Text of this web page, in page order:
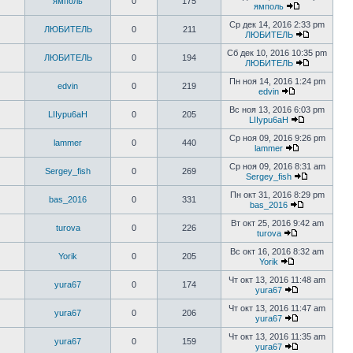
ямполь
ЛЮБИТЕЛЬ 0 211
Ср дек 14, 2016 2:33 pm
ЛЮБИТЕЛЬ
ЛЮБИТЕЛЬ 0 194
Сб дек 10, 2016 10:35 pm
ЛЮБИТЕЛЬ
edvin 0 219
Пн ноя 14, 2016 1:24 pm
edvin
LIIypu6aH 0 205
Вс ноя 13, 2016 6:03 pm
LIIypu6aH
lammer 0 440
Ср ноя 09, 2016 9:26 pm
lammer
Sergey_fish 0 269
Ср ноя 09, 2016 8:31 am
Sergey_fish
bas_2016 0 331
Пн окт 31, 2016 8:29 pm
bas_2016
turova 0 226
Вт окт 25, 2016 9:42 am
turova
Yorik 0 205
Вс окт 16, 2016 8:32 am
Yorik
yura67 0 174
Чт окт 13, 2016 11:48 am
yura67
yura67 0 206
Чт окт 13, 2016 11:47 am
yura67
yura67 0 159
Чт окт 13, 2016 11:35 am
yura67